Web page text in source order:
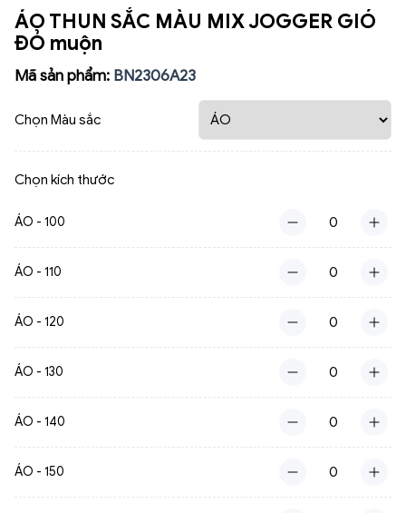
ÁO THUN SẮC MÀU MIX JOGGER GIÓ
ĐỎ muộn
Mã sản phẩm: BN2306A23
Chọn Màu sắc
Chọn kích thước
ÁO - 100
ÁO - 110
ÁO - 120
ÁO - 130
ÁO - 140
ÁO - 150